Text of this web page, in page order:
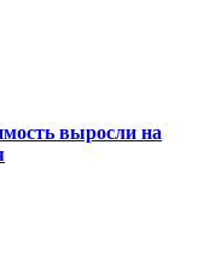
выросли на